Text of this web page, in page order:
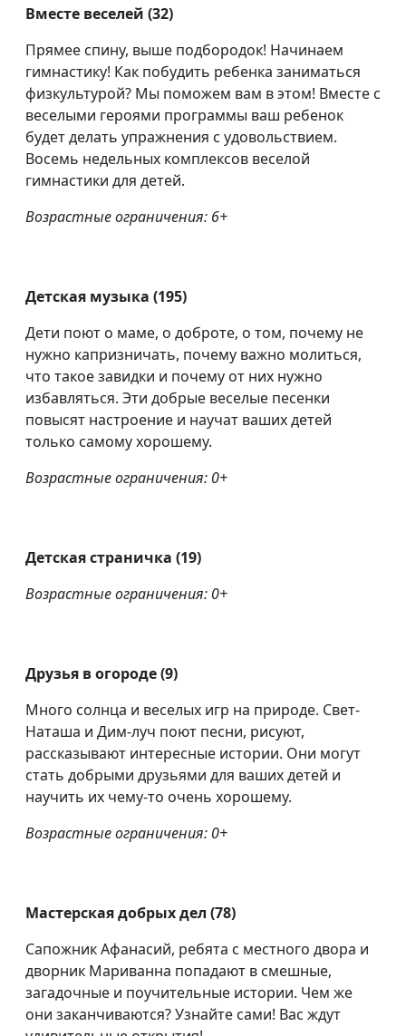
Вместе веселей (32)
Прямее спину, выше подбородок! Начинаем
гимнастику! Как побудить ребенка заниматься
физкультурой? Мы поможем вам в этом! Вместе с
веселыми героями программы ваш ребенок
будет делать упражнения с удовольствием.
Восемь недельных комплексов веселой
гимнастики для детей.
Возрастные ограничения: 6+
Детская музыка (195)
Дети поют о маме, о доброте, о том, почему не
нужно капризничать, почему важно молиться,
что такое завидки и почему от них нужно
избавляться. Эти добрые веселые песенки
повысят настроение и научат ваших детей
только самому хорошему.
Возрастные ограничения: 0+
Детская страничка (19)
Возрастные ограничения: 0+
Друзья в огороде (9)
Много солнца и веселых игр на природе. Свет-
Наташа и Дим-луч поют песни, рисуют,
рассказывают интересные истории. Они могут
стать добрыми друзьями для ваших детей и
научить их чему-то очень хорошему.
Возрастные ограничения: 0+
Мастерская добрых дел (78)
Сапожник Афанасий, ребята с местного двора и
дворник Мариванна попадают в смешные,
загадочные и поучительные истории. Чем же
они заканчиваются? Узнайте сами! Вас ждут